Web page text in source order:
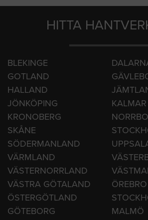
Örebro
HITTA
BLEKINGE
DALARNA
GOTLAND
HALLAND
JÖNKÖPING
KALMAR
KRONOBERG
SKÅNE
SÖDERMANLAND
UPPSALA
VÄRMLAND
VÄSTERNORRLAND